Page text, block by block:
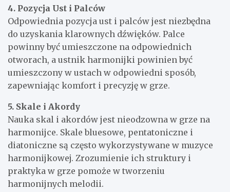
4. Pozycja Ust i Palców
Odpowiednia pozycja ust i palców jest niezbędna
do uzyskania klarownych dźwięków. Palce
powinny być umieszczone na odpowiednich
otworach, a ustnik harmonijki powinien być
umieszczony w ustach w odpowiedni sposób,
zapewniając komfort i precyzję w grze.
5. Skale i Akordy
Nauka skal i akordów jest nieodzowna w grze na
harmonijce. Skale bluesowe, pentatoniczne i
diatoniczne są często wykorzystywane w muzyce
harmonijkowej. Zrozumienie ich struktury i
praktyka w grze pomoże w tworzeniu
harmonijnych melodii.